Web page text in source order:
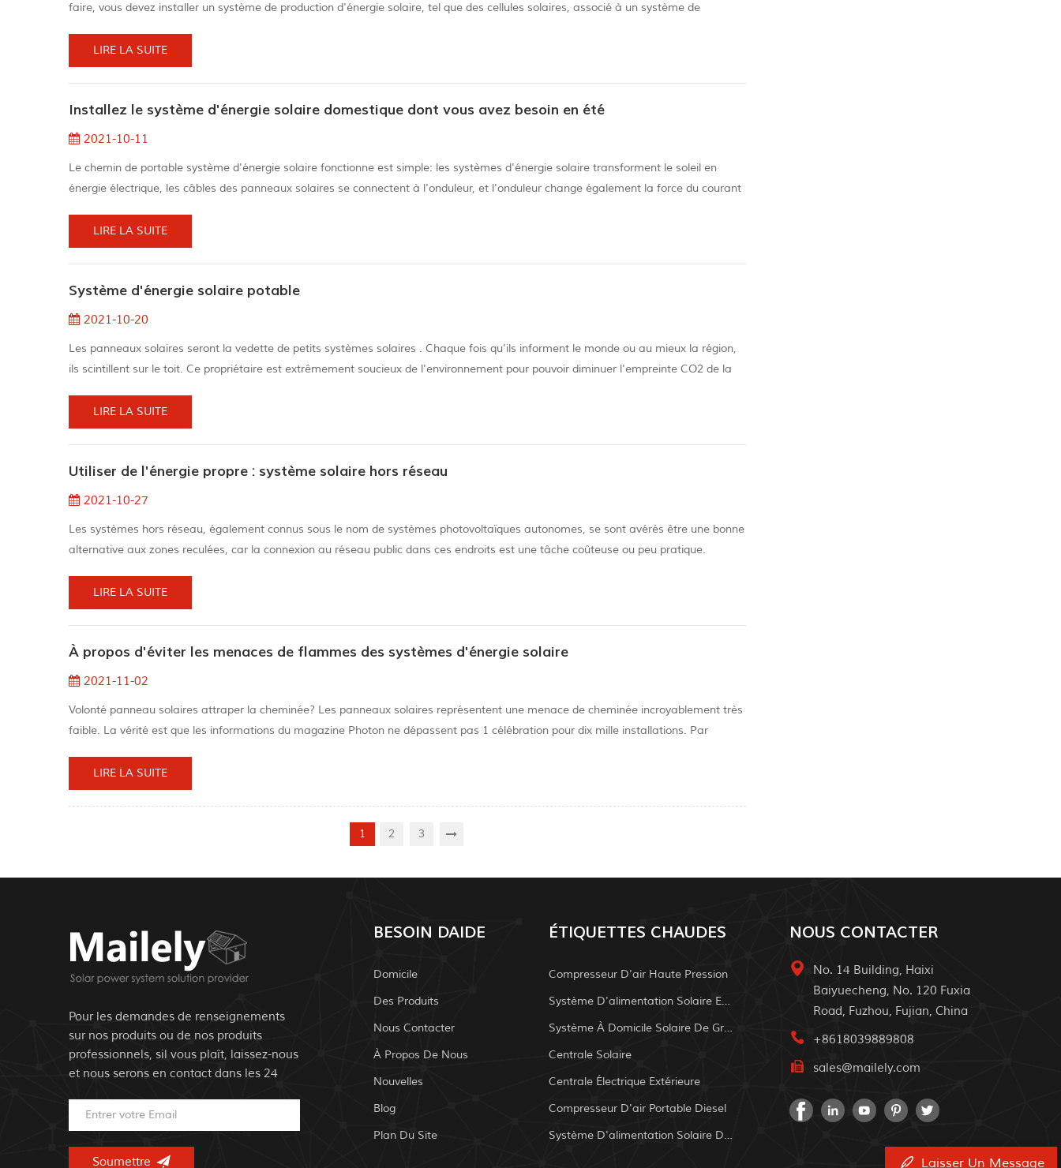
faire, vous devez installer un système de production d'énergie solaire, tel que des cellules solaires, associé à un système de
d'électricit...
LIRE LA SUITE
Installez le système d'énergie solaire domestique dont vous avez besoin en été
2021-10-11
Le chemin de portable système d'énergie solaire fonctionne est simple: les systèmes d'énergie solaire transforment le soleil en
énergie électrique, les câbles des panneaux solaires se connectent à l'onduleur, et l'onduleur change également la force du courant
plus d'én...
LIRE LA SUITE
Système d'énergie solaire potable
2021-10-20
Les panneaux solaires seront la vedette de petits systèmes solaires . Chaque fois qu'ils informent le monde ou au mieux la région,
ils scintillent sur le toit. Ce propriétaire est extrêmement soucieux de l'environnement pour pouvoir diminuer l'empreinte CO2 de la
étoile, le pan...
LIRE LA SUITE
Utiliser de l'énergie propre : système solaire hors réseau
2021-10-27
Les systèmes hors réseau, également connus sous le nom de systèmes photovoltaïques autonomes, se sont avérés être une bonne
alternative aux zones reculées, car la connexion au réseau public dans ces endroits est une tâche coûteuse ou peu pratique.
d'enquête auprès des c...
LIRE LA SUITE
À propos d'éviter les menaces de flammes des systèmes d'énergie solaire
2021-11-02
Volonté panneau solaires attraper la cheminée? Les panneaux solaires représentent une menace de cheminée incroyablement très
faible. La vérité est que les informations du magazine Photon ne dépassent pas 1 célébration pour dix mille installations. Par
Lors de la fabricatio...
LIRE LA SUITE
1 2 3
Pour les demandes de renseignements
sur nos produits ou de nos produits
professionnels, sil vous plaît, laissez-nous
et nous serons en contact dans les 24
BESOIN DAIDE
Domicile
Des Produits
Nous Contacter
À Propos De Nous
Nouvelles
Blog
Plan Du Site
ÉTIQUETTES CHAUDES
Compresseur D'air Haute Pression
Système D'alimentation Solaire Extérieur
Système À Domicile Solaire De Grille
Centrale Solaire
Centrale Électrique Extérieure
Compresseur D'air Portable Diesel
Système D'alimentation Solaire Domestique
NOUS CONTACTER
No. 14 Building, Haixi
Baiyuecheng, No. 120 Fuxia
Road, Fuzhou, Fujian, China
+8618039889808
sales@mailely.com
Laisser Un Message